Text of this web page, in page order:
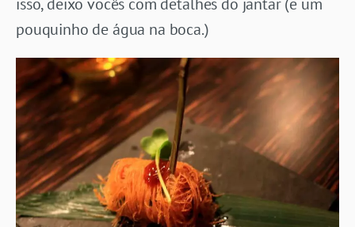
isso, deixo vocês com detalhes do jantar (e um
pouquinho de água na boca.)